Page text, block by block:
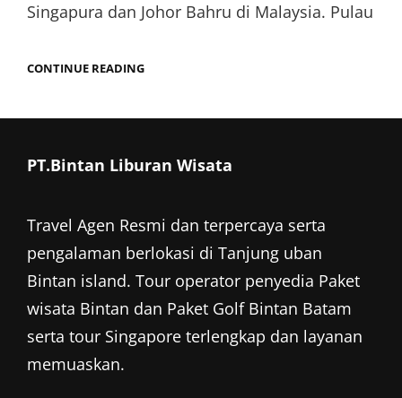
Singapura dan Johor Bahru di Malaysia. Pulau
CONTINUE READINGMENIKMATI
PT.Bintan Liburan Wisata
Travel Agen Resmi dan terpercaya serta
pengalaman berlokasi di Tanjung uban
Bintan island. Tour operator penyedia Paket
wisata Bintan dan Paket Golf Bintan Batam
serta tour Singapore terlengkap dan layanan
memuaskan.